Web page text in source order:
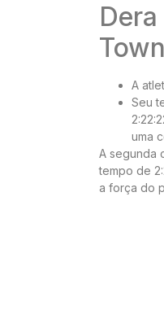
A
Seu
uma
A segunda
tempo de
a força do